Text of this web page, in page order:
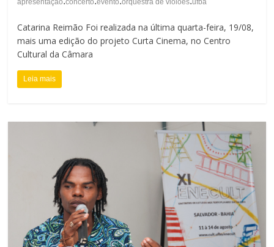
apresentação concerto evento orquestra de violões ufba
Catarina Reimão Foi realizada na última quarta-feira, 19/08,
mais uma edição do projeto Curta Cinema, no Centro
Cultural da Câmara
Leia mais